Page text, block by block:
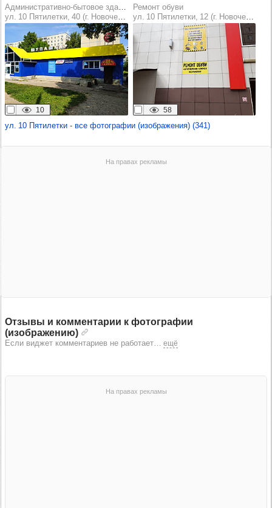
Административно-бытовое здание
ул. 10 Пятилетки, 40 (г. Новочебоксарск)
10
Ремонт обуви
ул. 10 Пятилетки, 12 (г. Новочебоксарск)
58
ул. 10 Пятилетки - все фотографии (изображения) (341)
Отзывы и комментарии к фотографии
(изображению)
Если виджет комментариев не работает… ещё